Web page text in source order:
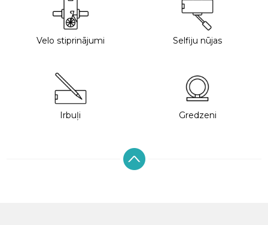
Velo stiprinājumi Selfiju nūjas
Irbuļi Gredzeni